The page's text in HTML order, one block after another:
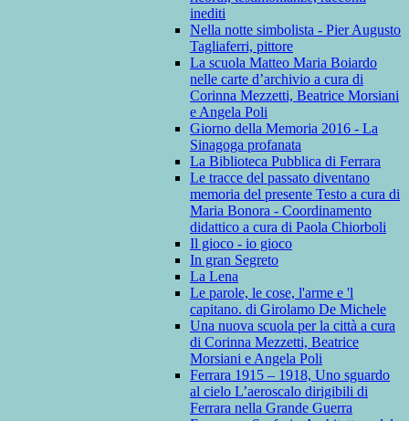
inediti
Nella notte simbolista - Pier Augusto
Tagliaferri, pittore
La scuola Matteo Maria Boiardo
nelle carte d’archivio a cura di
Corinna Mezzetti, Beatrice Morsiani
e Angela Poli
Giorno della Memoria 2016 - La
Sinagoga profanata
La Biblioteca Pubblica di Ferrara
Le tracce del passato diventano
memoria del presente Testo a cura di
Maria Bonora - Coordinamento
didattico a cura di Paola Chiorboli
Il gioco - io gioco
In gran Segreto
La Lena
Le parole, le cose, l'arme e 'l
capitano. di Girolamo De Michele
Una nuova scuola per la città a cura
di Corinna Mezzetti, Beatrice
Morsiani e Angela Poli
Ferrara 1915 – 1918, Uno sguardo
al cielo L’aeroscalo dirigibili di
Ferrara nella Grande Guerra